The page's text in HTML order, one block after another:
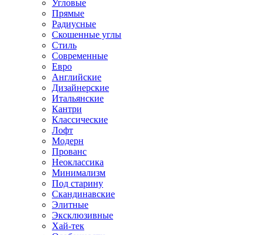
Угловые
Прямые
Радиусные
Скошенные углы
Стиль
Современные
Евро
Английские
Дизайнерские
Итальянские
Кантри
Классические
Лофт
Модерн
Прованс
Неоклассика
Минимализм
Под старину
Скандинавские
Элитные
Эксклюзивные
Хай-тек